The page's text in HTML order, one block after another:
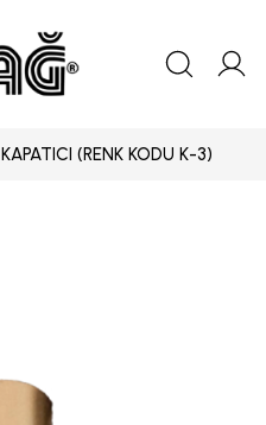
KAPATICI (RENK KODU K-3)